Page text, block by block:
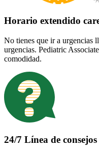
Horario extendido
No tienes que ir a urgencias
urgencias. Pediatric
comodidad.
24/7 Línea de